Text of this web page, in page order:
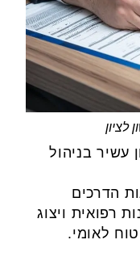
לציון
עשיר בניהול
הדרכים
רפואית ויצוג
לאומי.